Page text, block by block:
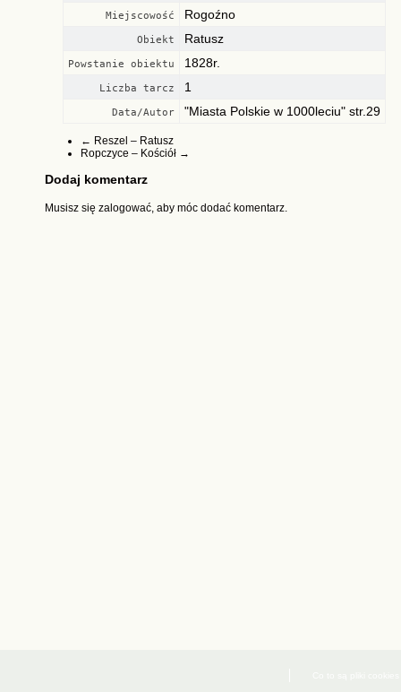
Miejscowość Rogoźno
Obiekt Ratusz
Powstanie obiektu 1828r.
Liczba tarcz 1
Data/Autor "Miasta Polskie w 1000leciu" str.29
← Reszel – Ratusz
Ropczyce – Kościół →
Dodaj komentarz
Musisz się zalogować, aby móc dodać komentarz.